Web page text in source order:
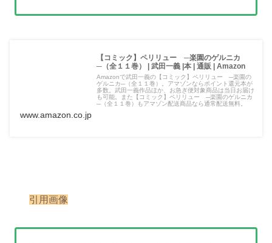
【コミック】ペリリュー ─楽園のゲルニカ
─（全１１巻） | 武田一義 |本 | 通販 | Amazon
Amazonで武田一義の【コミック】ペリリュー ─楽園の
ゲルニカ─（全１１巻）。アマゾンならポイント還元本が
多数。武田一義作品ほか、お急ぎ便対象商品は当日お届け
も可能。また【コミック】ペリリュー ─楽園のゲルニカ
─（全１１巻）もアマゾン配送商品なら通常配送無料。
www.amazon.co.jp
引用画像